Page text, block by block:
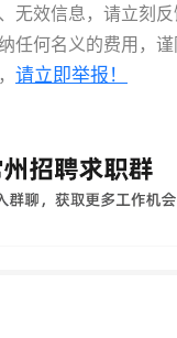
无效信息，请立刻反
任何名义的费用，
请立即举报！